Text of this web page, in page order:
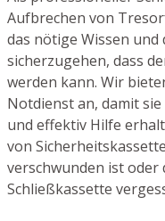
Aufbrechen von
das nötige Wissen
sicherzugehen, dass
werden kann. Wir
Notdienst an, damit
und effektiv Hilfe
von
verschwunden ist oder
Schließkassette